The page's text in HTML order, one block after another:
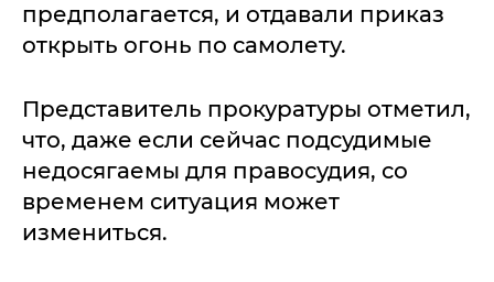
предполагается, и отдавали приказ
открыть огонь по самолету.
Представитель прокуратуры отметил,
что, даже если сейчас подсудимые
недосягаемы для правосудия, со
временем ситуация может
измениться.